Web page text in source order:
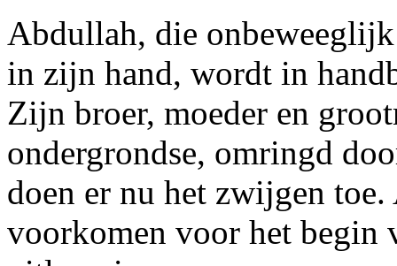
Abdullah, die
in zijn hand, wordt in
Zijn broer, moeder en
ondergrondse, omringd
doen er nu het zwijgen
voorkomen voor het begin